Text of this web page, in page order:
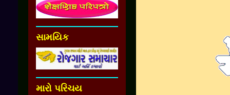
સામયિક
મારો પરિચય